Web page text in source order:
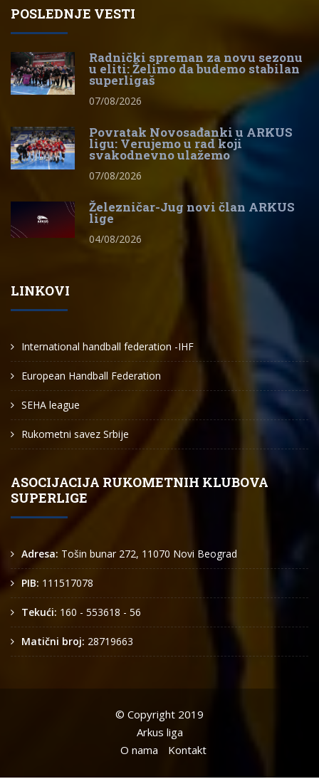
POSLEDNJE VESTI
Radnički spreman za novu sezonu
u eliti: Želimo da budemo stabilan
superligaš
07/08/2026
Povratak Novosađanki u ARKUS
ligu: Verujemo u rad koji
svakodnevno ulažemo
07/08/2026
Železničar-Jug novi član ARKUS
lige
04/08/2026
LINKOVI
International handball federation -IHF
European Handball Federation
SEHA league
Rukometni savez Srbije
ASOCIJACIJA RUKOMETNIH KLUBOVA
SUPERLIGE
Adresa: Tošin bunar 272, 11070 Novi Beograd
PIB: 111517078
Tekući: 160 - 553618 - 56
Matični broj: 28719663
© Copyright 2019
Arkus liga
O nama
Kontakt